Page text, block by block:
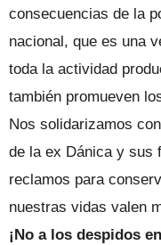
consecuencias de la
nacional, que es una
toda la actividad
también promueven
Nos solidarizamos
de la ex Dánica y sus
reclamos para
nuestras vidas valen
¡No a los despidos